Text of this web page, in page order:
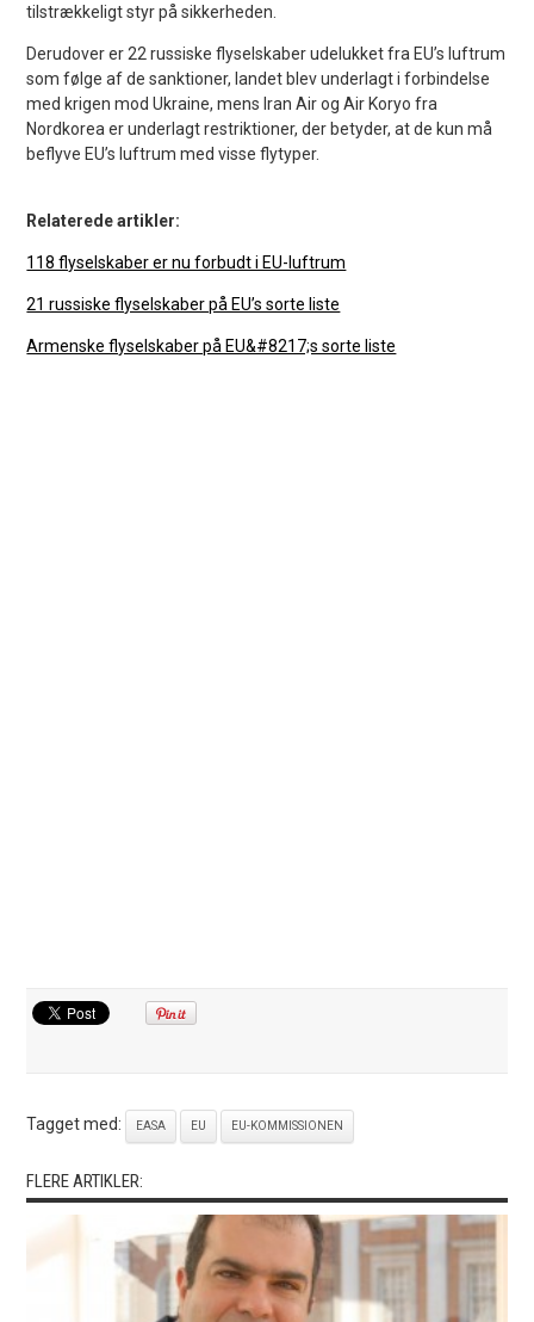
tilstrækkeligt styr på sikkerheden.
Derudover er 22 russiske flyselskaber udelukket fra EU’s luftrum
som følge af de sanktioner, landet blev underlagt i forbindelse
med krigen mod Ukraine, mens Iran Air og Air Koryo fra
Nordkorea er underlagt restriktioner, der betyder, at de kun må
beflyve EU’s luftrum med visse flytyper.
Relaterede artikler:
118 flyselskaber er nu forbudt i EU-luftrum
21 russiske flyselskaber på EU’s sorte liste
Armenske flyselskaber på EU&#8217;s sorte liste
Tagget med: EASA EU EU-KOMMISSIONEN
FLERE ARTIKLER: